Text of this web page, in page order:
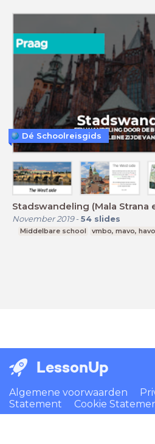
Stadswandeling (Mala Strana
November 2019- 54 slides
Middelbare school vmbo, mavo,
Dé Schoolreisgids
LessonUp
Algemene voorwaarden
Statement
Cookie